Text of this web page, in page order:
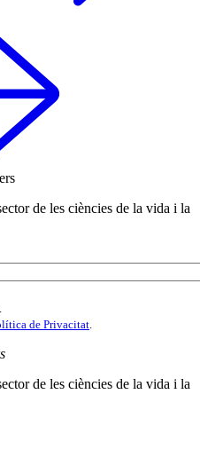
de les ciències de la vida i la
de Privacitat
de les ciències de la vida i la